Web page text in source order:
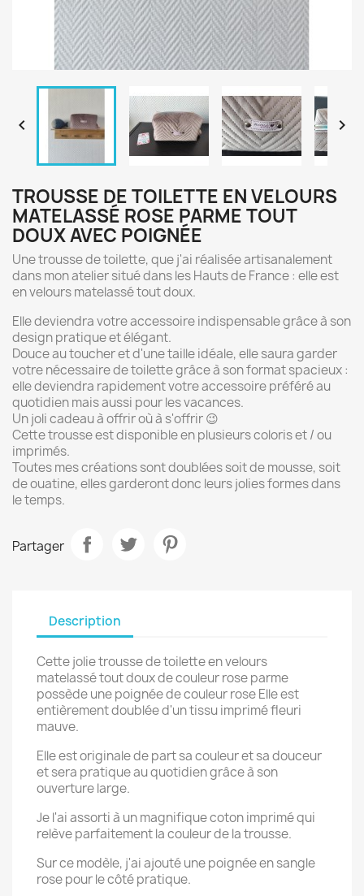
 
TROUSSE DE TOILETTE EN VELOURS
MATELASSÉ ROSE PARME TOUT
DOUX AVEC POIGNÉE
Une trousse de toilette, que j'ai réalisée artisanalement
dans mon atelier situé dans les Hauts de France : elle est
en velours matelassé tout doux.
Elle deviendra votre accessoire indispensable grâce à son
design pratique et élégant.
Douce au toucher et d'une taille idéale, elle saura garder
votre nécessaire de toilette grâce à son format spacieux :
elle deviendra rapidement votre accessoire préféré au
quotidien mais aussi pour les vacances.
Un joli cadeau à offrir où à s'offrir 😉
Cette trousse est disponible en plusieurs coloris et / ou
imprimés.
Toutes mes créations sont doublées soit de mousse, soit
de ouatine, elles garderont donc leurs jolies formes dans
le temps.
Partager
Description
Cette jolie trousse de toilette en velours
matelassé tout doux de couleur rose parme
possède une poignée de couleur rose Elle est
entièrement doublée d'un tissu imprimé fleuri
mauve.
Elle est originale de part sa couleur et sa douceur
et sera pratique au quotidien grâce à son
ouverture large.
Je l'ai assorti à un magnifique coton imprimé qui
relève parfaitement la couleur de la trousse.
Sur ce modèle, j'ai ajouté une poignée en sangle
rose pour le côté pratique.
Créer une liste d'envies
Nom de la liste d'envies